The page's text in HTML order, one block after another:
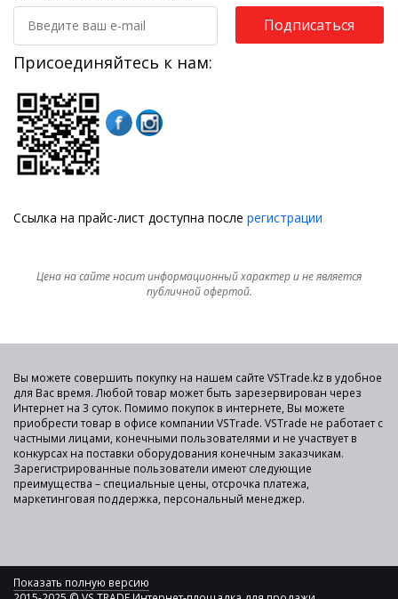
Подписаться
Присоединяйтесь к нам:
Ссылка на прайс-лист доступна после регистрации
Цена на сайте носит информационный характер и не является
публичной офертой.
Вы можете совершить покупку на нашем сайте VSTrade.kz в удобное
для Вас время. Любой товар может быть зарезервирован через
Интернет на 3 суток. Помимо покупок в интернете, Вы можете
приобрести товар в офисе компании VSTrade. VSTrade не работает с
частными лицами, конечными пользователями и не участвует в
конкурсах на поставки оборудования конечным заказчикам.
Зарегистрированные пользователи имеют следующие
преимущества – специальные цены, отсрочка платежа,
маркетинговая поддержка, персональный менеджер.
Показать полную версию